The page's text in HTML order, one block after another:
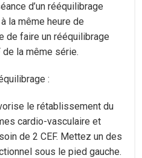
d’un rééquilibrage
la même heure de
de faire un rééquilibrage
de la même série.
:
le rétablissement du
cardio-vasculaire et
de 2 CEF. Mettez un des
sous le pied gauche.